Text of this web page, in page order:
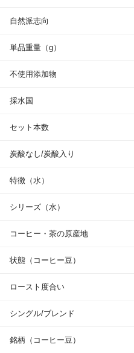
自然派志向
単品重量（g）
不使用添加物
採水国
セット本数
炭酸なし/炭酸入り
特徴（水）
シリーズ（水）
コーヒー・茶の原産地
状態（コーヒー豆）
ロースト度合い
シングル/ブレンド
銘柄（コーヒー豆）